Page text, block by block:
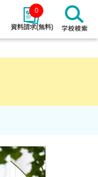
資料請求(無料)
0